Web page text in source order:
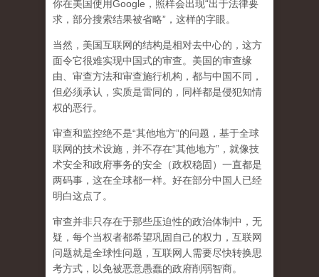
你在美国使用Google，照样会出现“出于法律要
求，部分搜索结果被省略”，这样的字眼。
当然，美国互联网的结构是相对去中心的，这方
面令它很难实现中国式的审查。美国的审查缘
由、审查方法和审查施行机构，都与中国不同，
但必须承认， 实质是雷同的，同样都是侵犯知情
权的恶行。
审查和监控绝不是“其他地方”的问题，基于全球
联网的技术设施，并不存在“其他地方”，就像技
术安全和政府事务的安全（政权稳固）一直都是
两码事，这在全球都一样。好在部分中国人已经
明白这点了。
审查并非只存在于那些压迫性的政治体制中，无
疑，每个当权者都希望巩固自己的权力，互联网
问题就是全球性问题，互联网人需要尽快转换思
考方式，以免被恶意愚蠢的政府削弱智商。